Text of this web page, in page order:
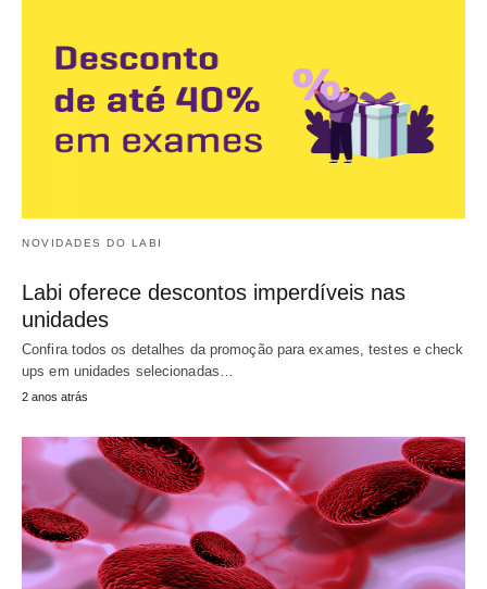
NOVIDADES DO LABI
Labi oferece descontos imperdíveis nas
unidades
Confira todos os detalhes da promoção para exames, testes e check
ups em unidades selecionadas…
2 anos atrás